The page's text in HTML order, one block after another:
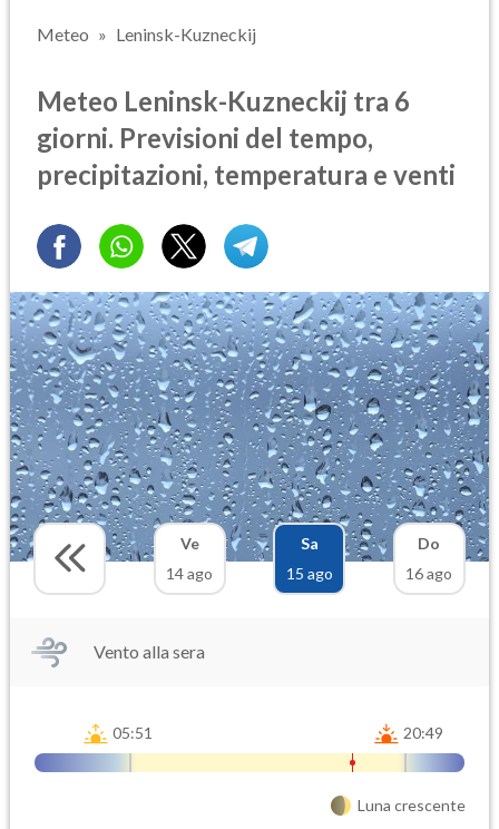
Meteo Leninsk-Kuzneckij
Meteo Leninsk-Kuzneckij tra 6
giorni. Previsioni del tempo,
precipitazioni, temperatura e venti
Ve
14 ago
Sa
15 ago
Do
16 ago
Vento alla sera
05:51 20:49
Luna crescente